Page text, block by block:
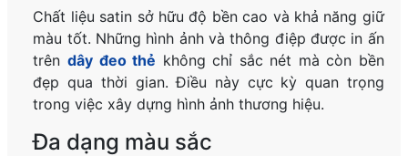
Chất liệu satin sở hữu độ bền cao và khả năng giữ
màu tốt. Những hình ảnh và thông điệp được in ấn
trên dây đeo thẻ không chỉ sắc nét mà còn bền
đẹp qua thời gian. Điều này cực kỳ quan trọng
trong việc xây dựng hình ảnh thương hiệu.
Đa dạng màu sắc